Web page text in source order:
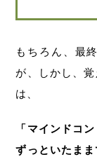
もちろん、最
が、しかし、
は、
「マインドコ
ずっといたま